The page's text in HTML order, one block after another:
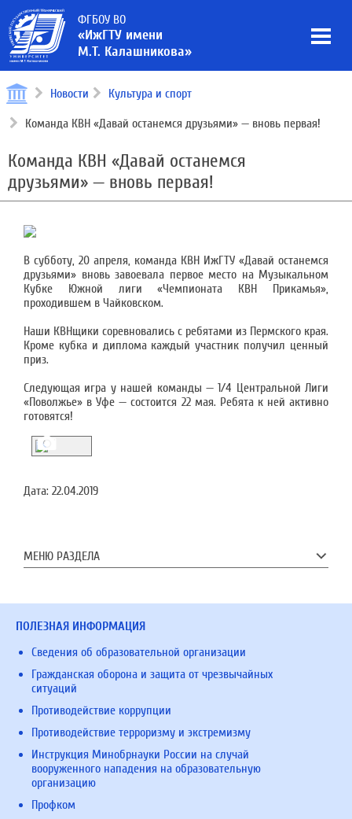
ФГБОУ ВО
«ИжГТУ имени
М.Т. Калашникова»
Новости Культура и спорт
Команда КВН «Давай останемся друзьями» — вновь первая!
Команда КВН «Давай останемся
друзьями» — вновь первая!
В субботу, 20 апреля, команда КВН ИжГТУ «Давай останемся
друзьями» вновь завоевала первое место на Музыкальном
Кубке Южной лиги «Чемпионата КВН Прикамья»,
проходившем в Чайковском.
Наши КВНщики соревновались с ребятами из Пермского края.
Кроме кубка и диплома каждый участник получил ценный
приз.
Следующая игра у нашей команды — 1/4 Центральной Лиги
«Поволжье» в Уфе — состоится 22 мая. Ребята к ней активно
готовятся!
Дата: 22.04.2019
МЕНЮ РАЗДЕЛА
ПОЛЕЗНАЯ ИНФОРМАЦИЯ
Сведения об образовательной организации
Гражданская оборона и защита от чрезвычайных
ситуаций
Противодействие коррупции
Противодействие терроризму и экстремизму
Инструкция Минобрнауки России на случай
вооруженного нападения на образовательную
организацию
Профком